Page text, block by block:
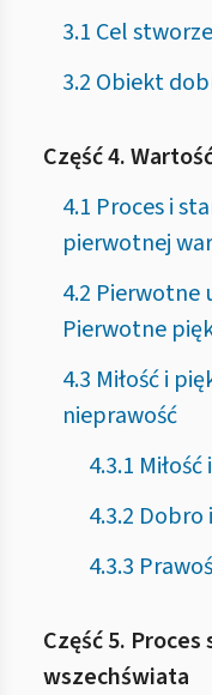
3.1 Cel
3.2 Obiekt
Część 4.
4.1 Proces i
pierwotnej
4.2 Pierwotne
Pierwotne
4.3 Miłość i
nieprawość
4.3.1
4.3.2 Dobro
4.3.3
Część 5.
wszechświata